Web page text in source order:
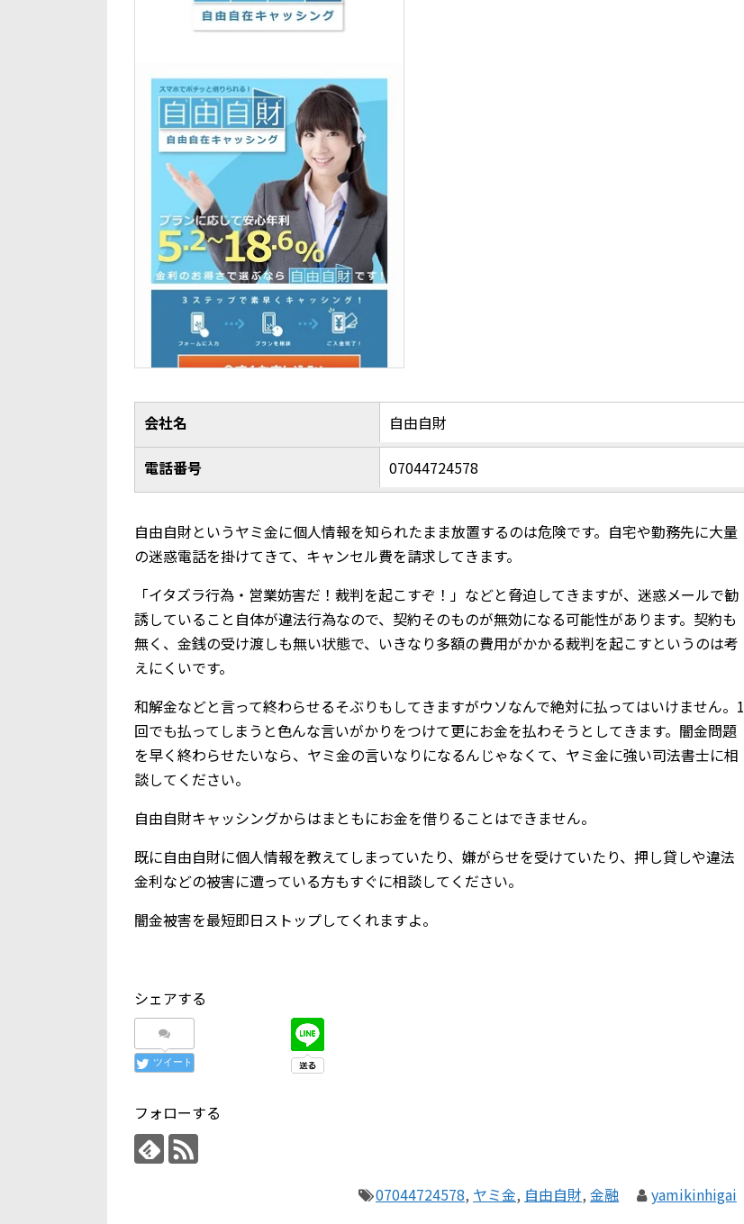
会社名 自由自財
電話番号 07044724578
自由自財というヤミ金に個人情報を知られたまま放置するのは危険です。自宅や勤務先に大量
の迷惑電話を掛けてきて、キャンセル費を請求してきます。
「イタズラ行為・営業妨害だ！裁判を起こすぞ！」などと脅迫してきますが、迷惑メールで勧
誘していること自体が違法行為なので、契約そのものが無効になる可能性があります。契約も
無く、金銭の受け渡しも無い状態で、いきなり多額の費用がかかる裁判を起こすというのは考
えにくいです。
和解金などと言って終わらせるそぶりもしてきますがウソなんで絶対に払ってはいけません。1
回でも払ってしまうと色んな言いがかりをつけて更にお金を払わそうとしてきます。闇金問題
を早く終わらせたいなら、ヤミ金の言いなりになるんじゃなくて、ヤミ金に強い司法書士に相
談してください。
自由自財キャッシングからはまともにお金を借りることはできません。
既に自由自財に個人情報を教えてしまっていたり、嫌がらせを受けていたり、押し貸しや違法
金利などの被害に遭っている方もすぐに相談してください。
闇金被害を最短即日ストップしてくれますよ。
シェアする
ツイート
フォローする
07044724578, ヤミ金, 自由自財,金融 yamikinhigai